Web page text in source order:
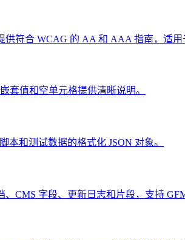
符合 WCAG 的 AA 和 AAA 指南，适用
套值和空单元格提供清晰说明。
本和测试数据的格式化 JSON 对象。
CMS 字段、更新日志和片段，支持